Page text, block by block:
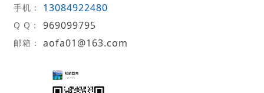
手机： 13084922480
Q Q： 969099795
邮箱： aofa01@163.com